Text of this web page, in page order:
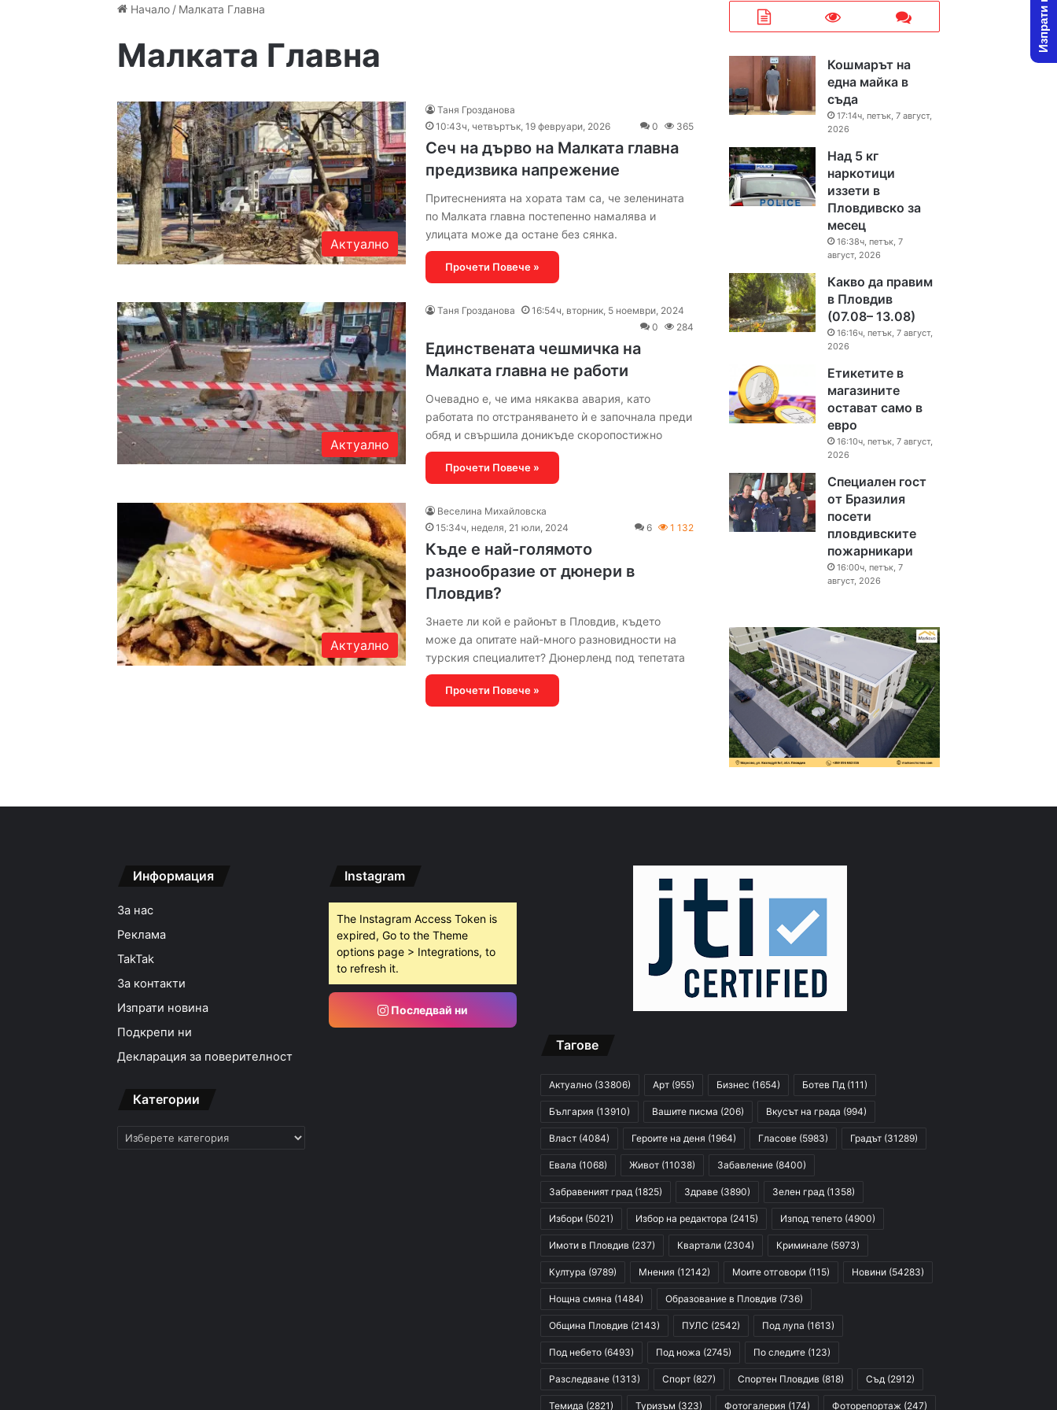
Начало / Малката Главна
Малката Главна
Актуално
Таня Грозданова
10:43ч, четвъртък, 19 февруари, 2026
0 365
Сеч на дърво на Малката главна
предизвика напрежение
Притесненията на хората там са, че зеленината
по Малката главна постепенно намалява и
улицата може да остане без сянка.
Прочети Повече »
Актуално
Таня Грозданова
16:54ч, вторник, 5 ноември, 2024
0
284
Единствената чешмичка на
Малката главна не работи
Очевадно е, че има някаква авария, като
работата по отстраняването ѝ е започнала преди
обяд и свършила доникъде скоропостижно
Прочети Повече »
Актуално
Веселина Михайловска
15:34ч, неделя, 21 юли, 2024
6 1 132
Къде е най-голямото
разнообразие от дюнери в
Пловдив?
Знаете ли кой е районът в Пловдив, където
може да опитате най-много разновидности на
турския специалитет? Дюнерленд под тепетата
Прочети Повече »
Кошмарът на
една майка в
съда
17:14ч, петък, 7 август,
2026
Над 5 кг
наркотици
иззети в
Пловдивско за
месец
16:38ч, петък, 7
август, 2026
Какво да правим
в Пловдив
(07.08– 13.08)
16:16ч, петък, 7 август,
2026
Етикетите в
магазините
остават само в
евро
16:10ч, петък, 7 август,
2026
Специален гост
от Бразилия
посети
пловдивските
пожарникари
16:00ч, петък, 7
август, 2026
Информация
За нас
Реклама
TakTak
За контакти
Изпрати новина
Подкрепи ни
Декларация за поверителност
Категории
Категории
Instagram
The Instagram Access Token is
expired, Go to the Theme
options page > Integrations, to
to refresh it.
Последвай ни
Тагове
Актуално (33806) Арт (955) Бизнес (1654) Ботев Пд (111)
България (13910) Вашите писма (206) Вкусът на града (994)
Власт (4084) Героите на деня (1964) Гласове (5983) Градът (31289)
Евала (1068) Живот (11038) Забавление (8400)
Забравеният град (1825) Здраве (3890) Зелен град (1358)
Избори (5021) Избор на редактора (2415) Изпод тепето (4900)
Имоти в Пловдив (237) Квартали (2304) Криминале (5973)
Култура (9789) Мнения (12142) Моите отговори (115) Новини (54283)
Нощна смяна (1484) Образование в Пловдив (736)
Община Пловдив (2143) ПУЛС (2542) Под лупа (1613)
Под небето (6493) Под ножа (2745) По следите (123)
Разследване (1313) Спорт (827) Спортен Пловдив (818) Съд (2912)
Темида (2821) Туризъм (323) Фотогалерия (174) Фоторепортаж (247)